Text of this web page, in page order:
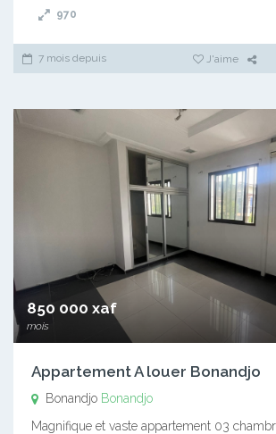
970
7 mois depuis J'aime
850 000 xaf
mois
Appartement A louer Bonandjo
Bonandjo Bonandjo
Magnifique et vaste appartement 03